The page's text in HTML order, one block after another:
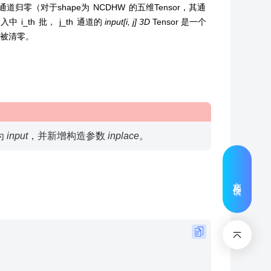
道归零（对于shape为 NCDHW 的五维Tensor，其通
中 i th 批， j th 通道的 input[i, j] 3D Tensor 是一个
清零。
input，并新增构造参数 inplace。